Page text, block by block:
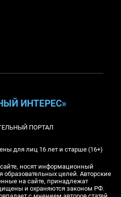
ИНТЕРЕС»
ПОРТАЛ
для лиц 16 лет и старше (16+)
носят информационный
образовательных целей. Авторские
на сайте, принадлежат
и охраняются законом РФ.